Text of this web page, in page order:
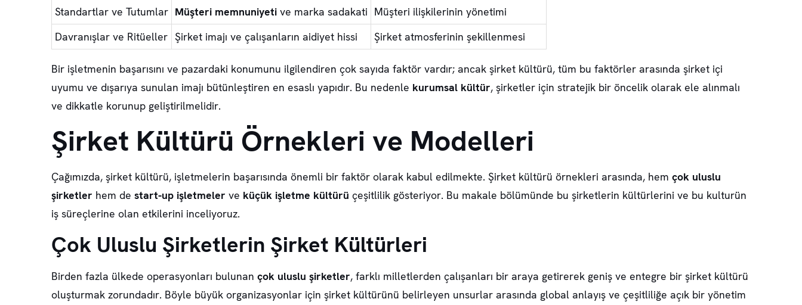
Standartlar ve Tutumlar Müşteri memnuniyeti ve marka sadakati Müşteri ilişkilerinin yönetimi
Davranışlar ve Ritüeller Şirket imajı ve çalışanların aidiyet hissi Şirket atmosferinin şekillenmesi
Bir işletmenin başarısını ve pazardaki konumunu ilgilendiren çok sayıda faktör vardır; ancak şirket kültürü, tüm bu faktörler arasında şirket içi
uyumu ve dışarıya sunulan imajı bütünleştiren en esaslı yapıdır. Bu nedenle kurumsal kültür, şirketler için stratejik bir öncelik olarak ele alınmalı
ve dikkatle korunup geliştirilmelidir.
Şirket Kültürü Örnekleri ve Modelleri
Çağımızda, şirket kültürü, işletmelerin başarısında önemli bir faktör olarak kabul edilmekte. Şirket kültürü örnekleri arasında, hem çok uluslu
şirketler hem de start-up işletmeler ve küçük işletme kültürü çeşitlilik gösteriyor. Bu makale bölümünde bu şirketlerin kültürlerini ve bu kulturün
iş süreçlerine olan etkilerini inceliyoruz.
Çok Uluslu Şirketlerin Şirket Kültürleri
Birden fazla ülkede operasyonları bulunan çok uluslu şirketler, farklı milletlerden çalışanları bir araya getirerek geniş ve entegre bir şirket kültürü
oluşturmak zorundadır. Böyle büyük organizasyonlar için şirket kültürünü belirleyen unsurlar arasında global anlayış ve çeşitliliğe açık bir yönetim